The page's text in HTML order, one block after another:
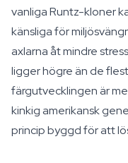
vanliga Runtz-kloner
känsliga för
axlarna åt mindre
ligger högre än de
färgutvecklingen är
kinkig amerikansk
princip byggd för att